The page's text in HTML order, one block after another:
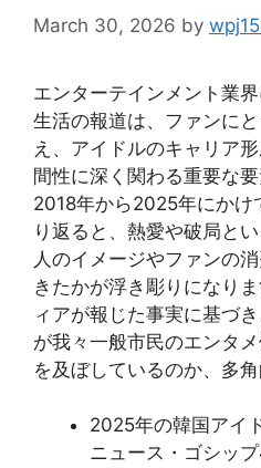
March 30, 2026 by
エンターテインメント業
生活の報道は、ファンに
え、アイドルのキャリア
間性に深く関わる重要な要
2018年から2025年にかけ
り返ると、熱愛や破局と
人のイメージやファンの
きたかが浮き彫りになり
ィアが報じた事実に基づ
が我々一般市民のエンタ
を及ぼしているのか、多角
2025年の韓国アイ
ニュース・ゴシッ